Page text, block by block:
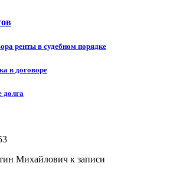
ренты в судебном порядке
в договоре
долга
Михайлович к записи